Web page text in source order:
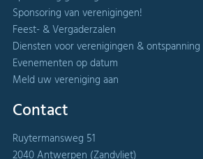
Sponsoring van verenigingen!
Feest- & Vergaderzalen
Diensten voor verenigingen & ontspanning
Evenementen op datum
Meld uw vereniging aan
Contact
Ruytermansweg 51
2040 Antwerpen (Zandvliet)